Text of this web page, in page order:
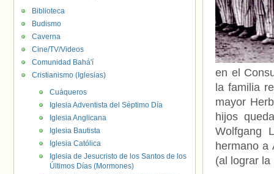
en el
la familia
mayor
hijos
Wolfgang
hermano a
(al lograr
Biblioteca
Budismo
Caverna
Cine/TV/Videos
Comunidad Bahá'í
Cristianismo (Iglesias)
Cuáqueros
Iglesia Adventista del Séptimo Día
Iglesia Anglicana
Iglesia Bautista
Iglesia Católica
Iglesia de Jesucristo de los Santos de los
Últimos Días (Mormones)